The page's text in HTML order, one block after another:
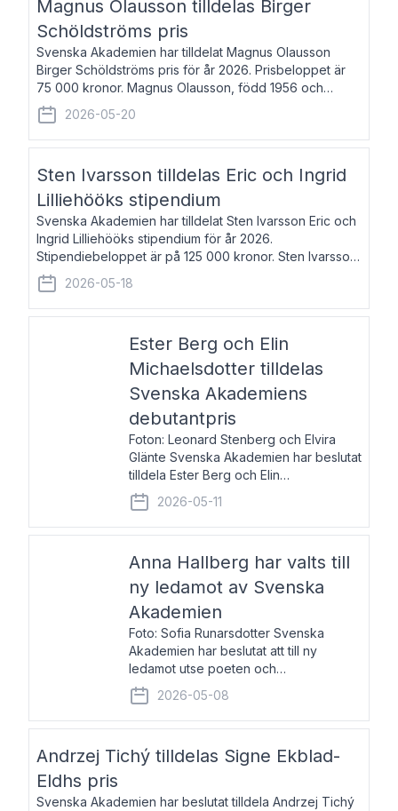
Magnus Olausson tilldelas Birger
Schöldströms pris
Svenska Akademien har tilldelat Magnus Olausson
Birger Schöldströms pris för år 2026. Prisbeloppet är
75 000 kronor. Magnus Olausson, född 1956 och
bosatt i Stockholm, är konstvetare, museiman och
hovman. Han disputerade 1993 vid Uppsala un
2026-05-20
Sten Ivarsson tilldelas Eric och Ingrid
Lilliehööks stipendium
Svenska Akademien har tilldelat Sten Ivarsson Eric och
Ingrid Lilliehööks stipendium för år 2026.
Stipendiebeloppet är på 125 000 kronor. Sten Ivarsson,
född 1979, är mediateksamordnare vid
Söderslättsgymnasiet i Trelleborg. Här har han på
2026-05-18
Ester Berg och Elin
Michaelsdotter tilldelas
Svenska Akademiens
debutantpris
Foton: Leonard Stenberg och Elvira
Glänte Svenska Akademien har beslutat
tilldela Ester Berg och Elin
Michaelsdotter Svenska Akademiens
debutantpris för år 2026. Priset är
nyinstiftat och syftar till att lyfta fram
2026-05-11
Anna Hallberg har valts till
ny ledamot av Svenska
Akademien
Foto: Sofia Runarsdotter Svenska
Akademien har beslutat att till ny
ledamot utse poeten och
litteraturkritikern Anna Hallberg. Hon
efterträder poeten Tua Forsström på
stol 18 och kommer att ta sitt inträde vid
2026-05-08
Andrzej Tichý tilldelas Signe Ekblad-
Eldhs pris
Svenska Akademien har beslutat tilldela Andrzej Tichý